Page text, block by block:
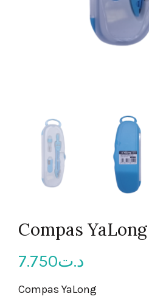
Compas YaLong
د.ت7.750
Compas YaLong